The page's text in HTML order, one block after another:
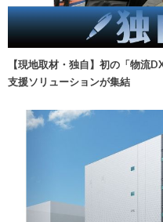
【現地取材・独自】初の「物流
支援ソリューションが集結